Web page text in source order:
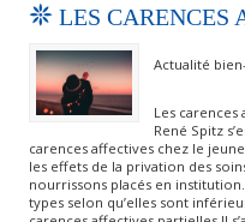
LES CARENCES
Actualité
Les carences
René Spitz
carences affectives chez le
les effets de la privation des
nourrissons placés en
types selon qu’elles sont